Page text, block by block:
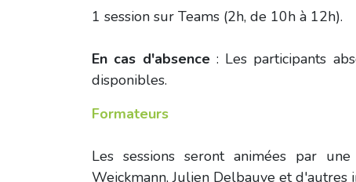
1 session sur Teams (2h, de 10h à 12h).
En cas d'absence: Les participants
disponibles. ​
Formateurs
Les sessions seront animées par une
Weickmann, Julien Delbauve et d'autres